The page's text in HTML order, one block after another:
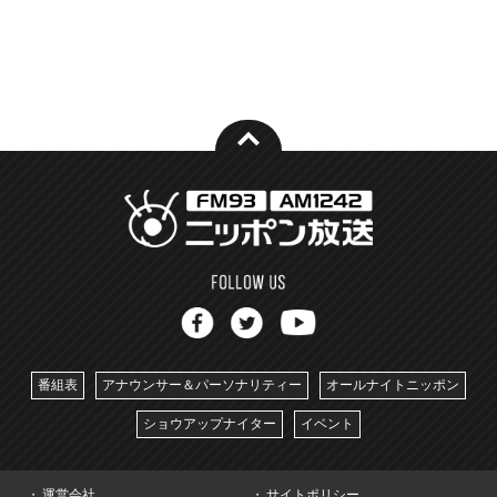
番組表 アナウンサー＆パーソナリティー オールナイトニッポン
ショウアップナイター イベント